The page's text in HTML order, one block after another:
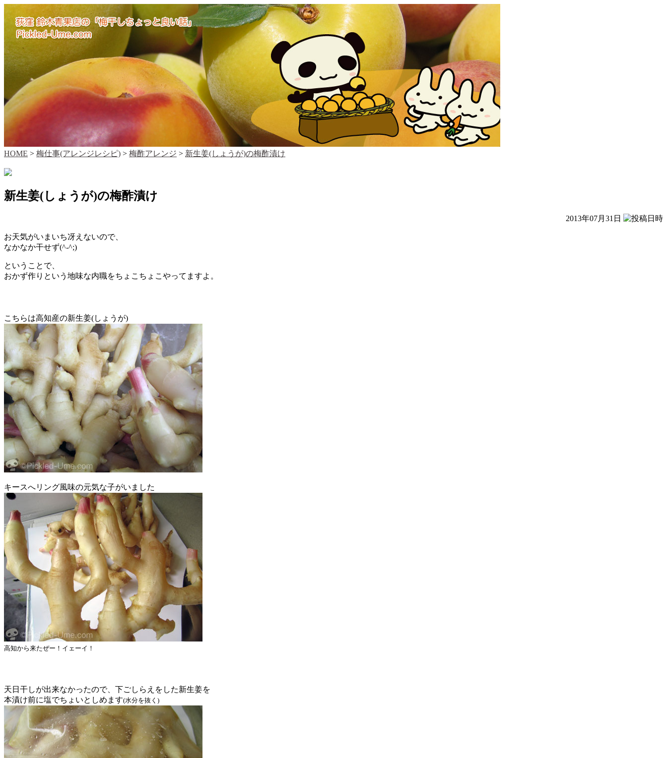
HOME > 梅仕事(アレンジレシピ) > 梅酢アレンジ > 新生姜(しょうが)の梅酢漬け
新生姜(しょうが)の梅酢漬け
2013年07月31日
お天気がいまいち冴えないので、
なかなか干せず(^-^;)
ということで、
おかず作りという地味な内職をちょこちょこやってますよ。
こちらは高知産の新生姜(しょうが)
キースへリング風味の元気な子がいました
高知から来たぜー！イェーイ！
天日干しが出来なかったので、下ごしらえをした新生姜を
本漬け前に塩でちょいとしめます(水分を抜く)